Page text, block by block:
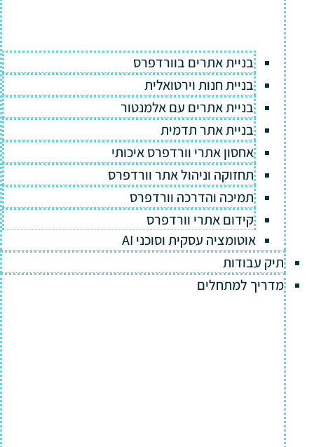
בניית אתרים בוורדפרס
בניית חנות וירטואלית
בניית אתרים עם אלמנטור
בניית אתר תדמית
אחסון אתרי וורדפרס איכותי
תחזוקה וניהול אתר וורדפרס
תמיכה והדרכה וורדפרס
קידום אתרי וורדפרס
אוטומציה עסקית וסוכני AI
תיק עבודות
מדריך למתחלים